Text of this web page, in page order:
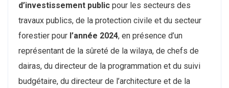
d’investissement public pour les secteurs des
travaux publics, de la protection civile et du secteur
forestier pour l’année 2024, en présence d’un
représentant de la sûreté de la wilaya, de chefs de
dairas, du directeur de la programmation et du suivi
budgétaire, du directeur de l’architecture et de la